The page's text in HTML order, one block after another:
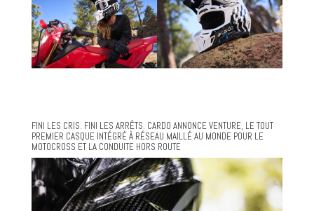
FINI LES CRIS. FINI LES ARRÊTS. CARDO ANNONCE VENTURE, LE TOUT
PREMIER CASQUE INTÉGRÉ À RÉSEAU MAILLÉ AU MONDE POUR LE
MOTOCROSS ET LA CONDUITE HORS ROUTE